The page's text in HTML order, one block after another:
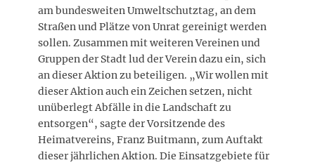
am bundesweiten Umweltschutztag, an dem
Straßen und Plätze von Unrat gereinigt werden
sollen. Zusammen mit weiteren Vereinen und
Gruppen der Stadt lud der Verein dazu ein, sich
an dieser Aktion zu beteiligen. „Wir wollen mit
dieser Aktion auch ein Zeichen setzen, nicht
unüberlegt Abfälle in die Landschaft zu
entsorgen“, sagte der Vorsitzende des
Heimatvereins, Franz Buitmann, zum Auftakt
dieser jährlichen Aktion. Die Einsatzgebiete für